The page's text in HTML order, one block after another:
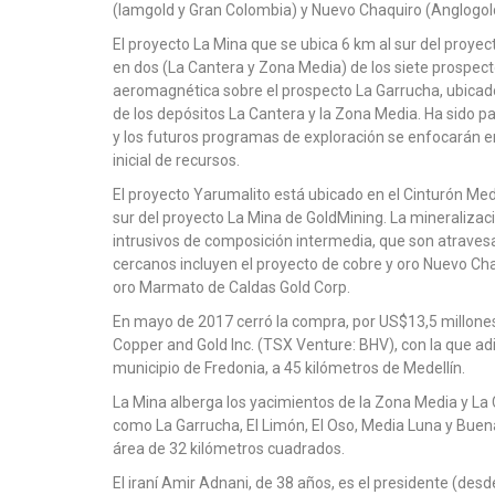
(Iamgold y Gran Colombia) y Nuevo Chaquiro
El proyecto La Mina que se ubica 6 km al sur del
en dos (La Cantera y Zona Media) de los siete
aeromagnética sobre el prospecto La Garrucha,
de los depósitos La Cantera y la Zona Media. Ha
y los futuros programas de exploración se enfocarán
inicial de recursos.
El proyecto Yarumalito está ubicado en el Cinturón
sur del proyecto La Mina de GoldMining. La
intrusivos de composición intermedia, que son
cercanos incluyen el proyecto de cobre y oro Nuevo
oro Marmato de Caldas Gold Corp.
En mayo de 2017 cerró la compra, por US$13,5
Copper and Gold Inc. (TSX Venture: BHV), con la que
municipio de Fredonia, a 45 kilómetros de Medellín.
La Mina alberga los yacimientos de la Zona Media y
como La Garrucha, El Limón, El Oso, Media Luna y
área de 32 kilómetros cuadrados.
El iraní Amir Adnani, de 38 años, es el presidente